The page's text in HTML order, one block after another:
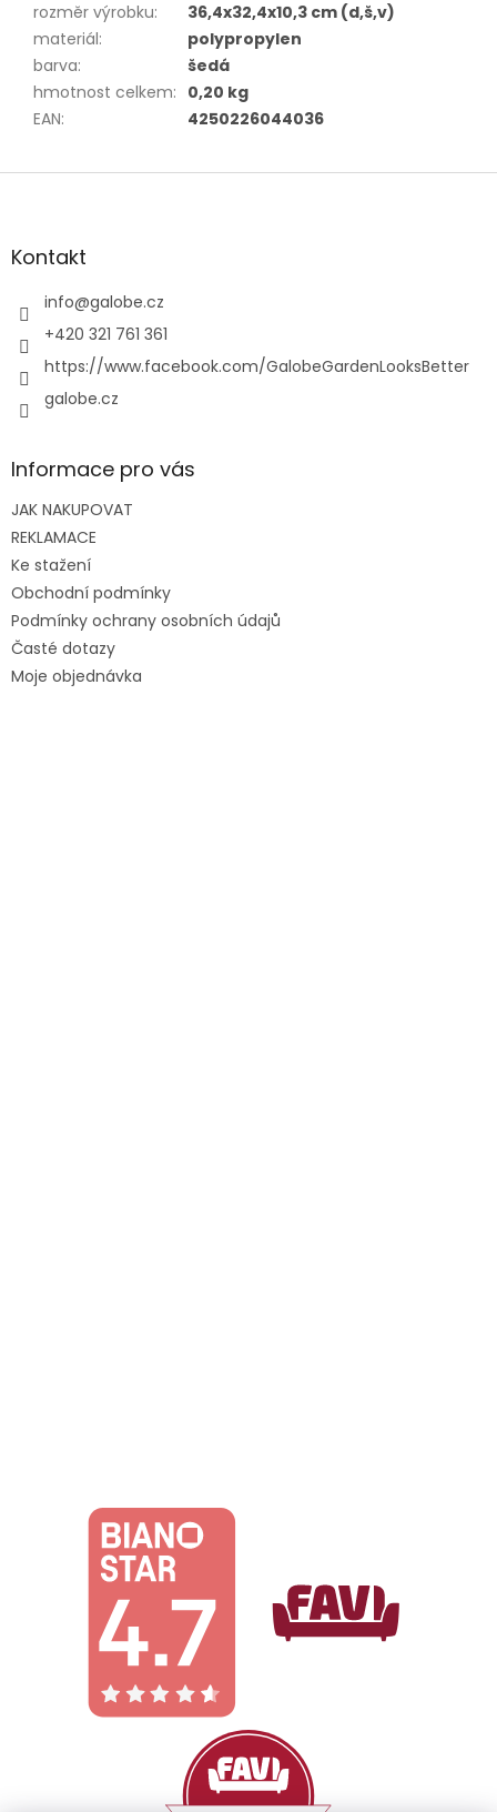
rozměr výrobku:
36,4x32,4x10,3 cm (d,š,v)
materiál:
polypropylen
barva:
šedá
hmotnost celkem: 0,20 kg
EAN: 4250226044036
Z
aKontakt
info@galobe.cz
+420 321 761 361
https://www.facebook.com/GalobeGardenLooksBetter
galobe.cz
Informace pro vás
JAK NAKUPOVAT
REKLAMACE
Ke stažení
Obchodní podmínky
Podmínky ochrany osobních údajů
Časté dotazy
Moje objednávka